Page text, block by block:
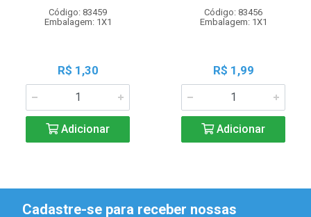
Código: 83459
Embalagem: 1X1
R$ 1,30
Adicionar
Código: 83456
Embalagem: 1X1
R$ 1,99
Adicionar
Cadastre-se para receber nossas